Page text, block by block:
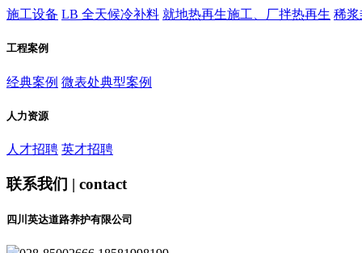
施工设备 LB 全天候冷补料 就地热再生施工、厂拌热再生 稀
工程案例
经典案例 微表处典型案例
人力资源
人才招聘 英才招聘
联系我们 | contact
四川英达道路养护有限公司